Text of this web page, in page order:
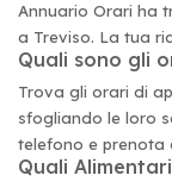
Annuario Orari ha
a Treviso. La tua
Quali sono gli
Trova gli orari di
sfogliando le loro
telefono e prenota
Quali